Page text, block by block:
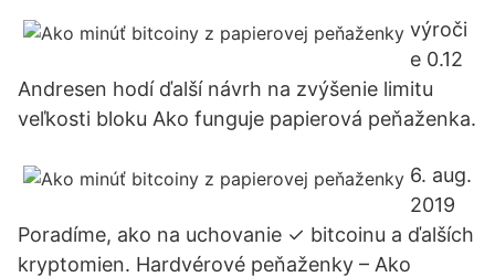
výroči
e 0.12
Andresen hodí ďalší návrh na zvýšenie limitu
veľkosti bloku Ako funguje papierová peňaženka.
6. aug.
2019
Poradíme, ako na uchovanie ✓ bitcoinu a ďalších
kryptomien. Hardvérové peňaženky – Ako